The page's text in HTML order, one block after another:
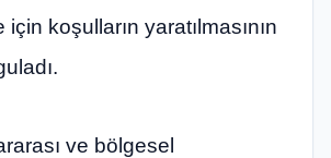
koşulların yaratılmasının
ve bölgesel